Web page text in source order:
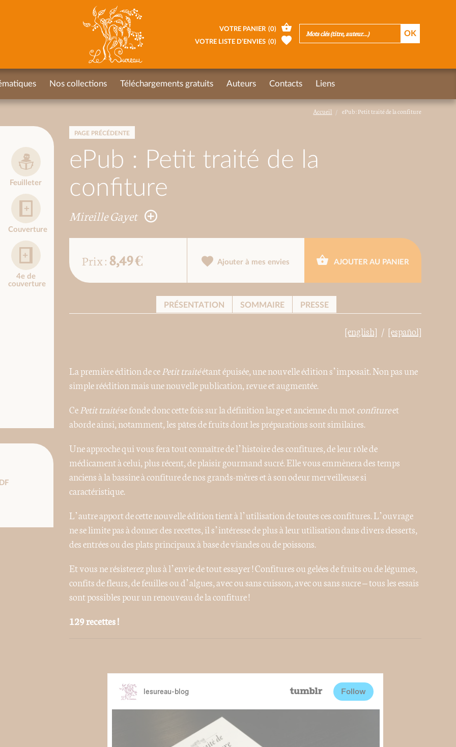
Accueil ePub : Petit traité de la confiture
PAGE PRÉCÉDENTE
ePub : Petit traité de la
confiture
Mireille Gayet
Feuilleter
Couverture
4e de
couverture
Prix :8,49 € Ajouter à mes envies AJOUTER AU PANIER
PRÉSENTATION SOMMAIRE PRESSE
[english] [español]
La première édition de cePetit traitéétant épuisée, une nouvelle édition s’imposait. Non pas une
simple réédition mais une nouvelle publication, revue et augmentée.
CePetit traitése fonde donc cette fois sur la définition large et ancienne du motconfitureet
aborde ainsi, notamment, les pâtes de fruits dont les préparations sont similaires.
Une approche qui vous fera tout connaître de l’histoire des confitures, de leur rôle de
médicament à celui, plus récent, de plaisir gourmand sucré. Elle vous emmènera des temps
anciens à la bassine à confiture de nos grands-mères et à son odeur merveilleuse si
caractéristique.
L’autre apport de cette nouvelle édition tient à l’utilisation de toutes ces confitures. L’ouvrage
ne se limite pas à donner des recettes, il s’intéresse de plus à leur utilisation dans divers desserts,
des entrées ou des plats principaux à base de viandes ou de poissons.
Et vous ne résisterez plus à l’envie de tout essayer ! Confitures ou gelées de fruits ou de légumes,
confits de fleurs, de feuilles ou d’algues, avec ou sans cuisson, avec ou sans sucre – tous les essais
sont possibles pour un renouveau de la confiture !
129 recettes !
VOTRE PANIER (0)
VOTRE LISTE D’ENVIES (0)
Nos collections Téléchargements gratuits Auteurs Contacts Liens